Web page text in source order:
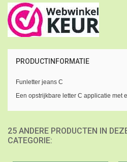
PRODUCTINFORMATIE
Funletter jeans C
Een opstrijkbare letter C applicatie met
25 ANDERE PRODUCTEN IN
CATEGORIE: